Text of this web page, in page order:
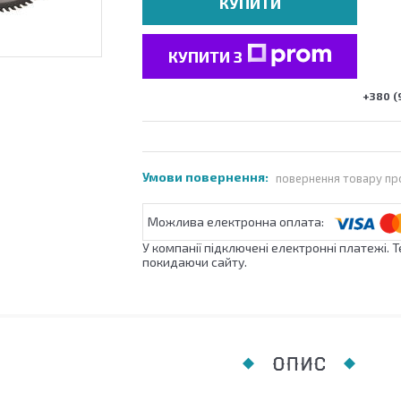
КУПИТИ З
+380
повернення товару
У компанії підключені електронні
покидаючи сайту.
ОПИС